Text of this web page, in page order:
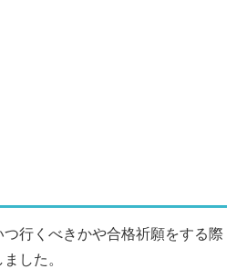
行くべきかや合格祈願をする際
した。